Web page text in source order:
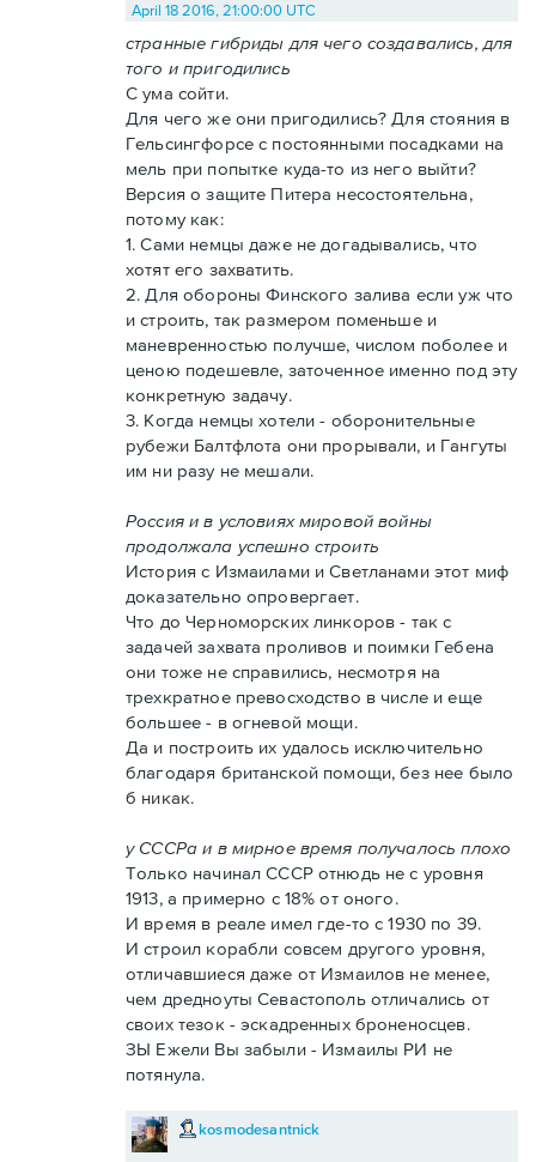
April 18 2016, 21:00:00 UTC
странные гибриды для чего создавались, для
того и пригодились
С ума сойти.
Для чего же они пригодились? Для стояния в
Гельсингфорсе с постоянными посадками на
мель при попытке куда-то из него выйти?
Версия о защите Питера несостоятельна,
потому как:
1. Сами немцы даже не догадывались, что
хотят его захватить.
2. Для обороны Финского залива если уж что
и строить, так размером поменьше и
маневренностью получше, числом поболее и
ценою подешевле, заточенное именно под эту
конкретную задачу.
3. Когда немцы хотели - оборонительные
рубежи Балтфлота они прорывали, и Гангуты
им ни разу не мешали.
Россия и в условиях мировой войны
продолжала успешно строить
История с Измаилами и Светланами этот миф
доказательно опровергает.
Что до Черноморских линкоров - так с
задачей захвата проливов и поимки Гебена
они тоже не справились, несмотря на
трехкратное превосходство в числе и еще
большее - в огневой мощи.
Да и построить их удалось исключительно
благодаря британской помощи, без нее было
б никак.
у СССРа и в мирное время получалось плохо
Только начинал СССР отнюдь не с уровня
1913, а примерно с 18% от оного.
И время в реале имел где-то с 1930 по 39.
И строил корабли совсем другого уровня,
отличавшиеся даже от Измаилов не менее,
чем дредноуты Севастополь отличались от
своих тезок - эскадренных броненосцев.
ЗЫ Ежели Вы забыли - Измаилы РИ не
потянула.
kosmodesantnick